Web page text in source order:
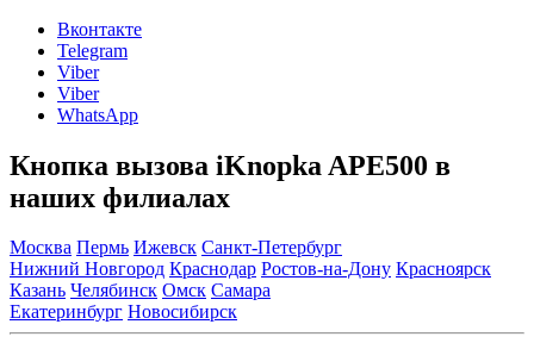
Вконтакте
Telegram
Viber
Viber
WhatsApp
Кнопка вызова iKnopka APE500 в
наших филиалах
Москва Пермь Ижевск Санкт-Петербург
Нижний Новгород Краснодар Ростов-на-Дону Красноярск
Казань Челябинск Омск Самара
Екатеринбург Новосибирск